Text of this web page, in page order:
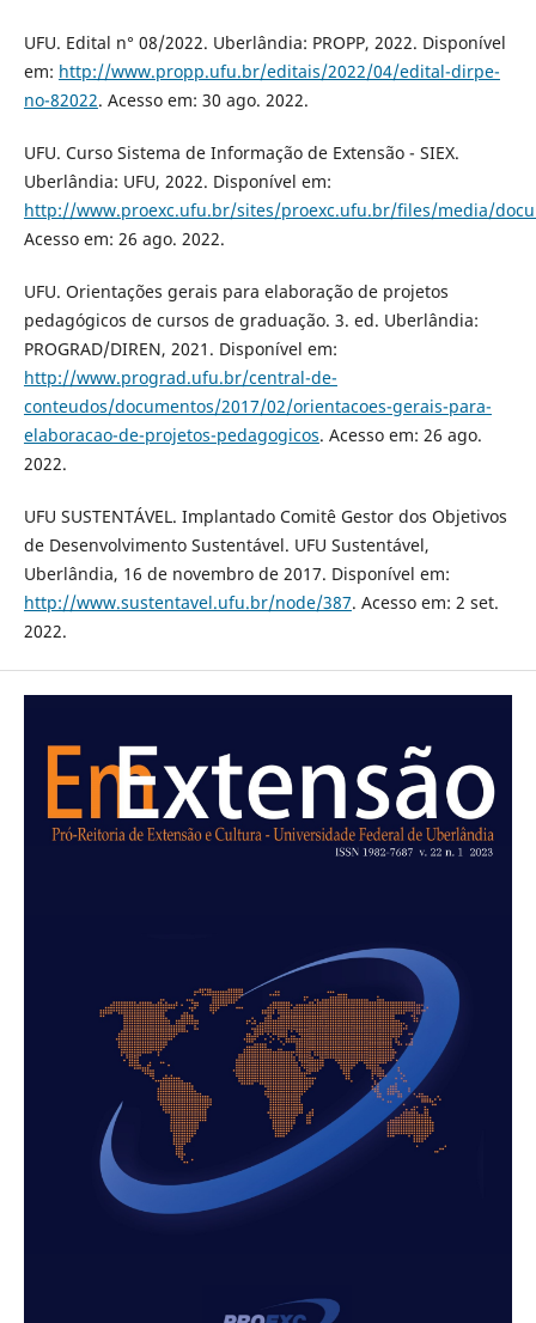
UFU. Edital n° 08/2022. Uberlândia: PROPP, 2022. Disponível
em: http://www.propp.ufu.br/editais/2022/04/edital-dirpe-
no-82022. Acesso em: 30 ago. 2022.
UFU. Curso Sistema de Informação de Extensão - SIEX.
Uberlândia: UFU, 2022. Disponível em:
http://www.proexc.ufu.br/sites/proexc.ufu.br/files/media/
Acesso em: 26 ago. 2022.
UFU. Orientações gerais para elaboração de projetos
pedagógicos de cursos de graduação. 3. ed. Uberlândia:
PROGRAD/DIREN, 2021. Disponível em:
http://www.prograd.ufu.br/central-de-
conteudos/documentos/2017/02/orientacoes-gerais-para-
elaboracao-de-projetos-pedagogicos. Acesso em: 26 ago.
2022.
UFU SUSTENTÁVEL. Implantado Comitê Gestor dos Objetivos
de Desenvolvimento Sustentável. UFU Sustentável,
Uberlândia, 16 de novembro de 2017. Disponível em:
http://www.sustentavel.ufu.br/node/387. Acesso em: 2 set.
2022.